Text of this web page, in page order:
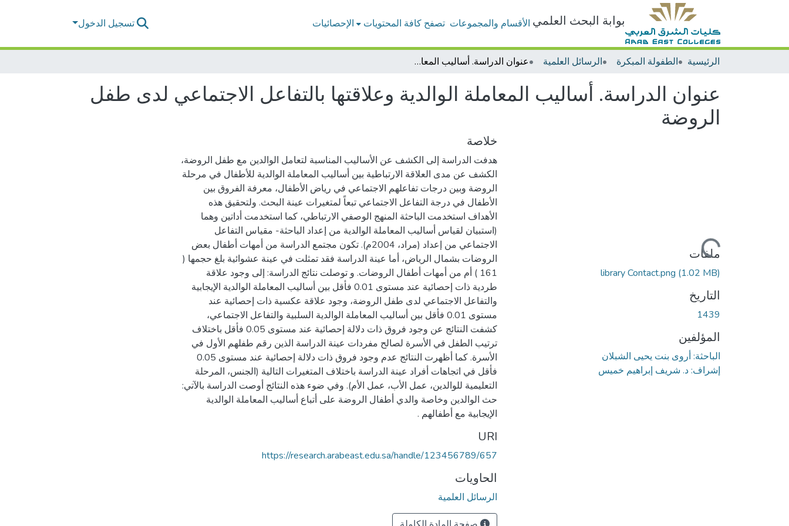
بوابة البحث العلمي الأقسام والمجموعات تصفح كافة المحتويات الإحصائيات تسجيل الدخول
الرئيسية الطفولة المبكرة الرسائل العلمية عنوان الدراسة. أساليب المعاملة الوالدية وعلاقتها بالتفاعل الاجتماعي لدى طفل الروضة
عنوان الدراسة. أساليب المعاملة الوالدية وعلاقتها بالتفاعل الاجتماعي لدى طفل
الروضة
جاري التحميل...
ملفات
library Contact.png (1.02 MB)
التاريخ
1439
المؤلفين
الباحثة: أروى بنت يحيى الشبلان
إشراف: د. شريف إبراهيم خميس
خلاصة
هدفت الدراسة إلى الكشف عن الأساليب المناسبة لتعامل الوالدين مع طفل الروضة،
الكشف عن مدى العلاقة الارتباطية بين أساليب المعاملة الوالدية للأطفال في مرحلة
الروضة وبين درجات تفاعلهم الاجتماعي في رياض الأطفال، معرفة الفروق بين
الأطفال في درجة التفاعل الاجتماعي تبعاً لمتغيرات عينة البحث. ولتحقيق هذه
الأهداف استخدمت الباحثة المنهج الوصفي الارتباطي، كما استخدمت أداتين وهما
(استبيان لقياس أساليب المعاملة الوالدية من إعداد الباحثة- مقياس التفاعل
الاجتماعي من إعداد (مراد، 2004م). تكون مجتمع الدراسة من أمهات أطفال بعض
الروضات بشمال الرياض، أما عينة الدراسة فقد تمثلت في عينة عشوائية بلغ حجمها (
161 ) أم من أمهات أطفال الروضات. و توصلت نتائج الدراسة: إلى وجود علاقة
طردية ذات إحصائية عند مستوى 0.01 فأقل بين أساليب المعاملة الوالدية الإيجابية
والتفاعل الاجتماعي لدى طفل الروضة، وجود علاقة عكسية ذات إحصائية عند
مستوى 0.01 فأقل بين أساليب المعاملة الوالدية السلبية والتفاعل الاجتماعي،
كشفت النتائج عن وجود فروق ذات دلالة إحصائية عند مستوى 0.05 فأقل باختلاف
ترتيب الطفل في الأسرة لصالح مفردات عينة الدراسة الذين رقم طفلهم الأول في
الأسرة. كما أظهرت النتائج عدم وجود فروق ذات دلالة إحصائية عند مستوى 0.05
فأقل في اتجاهات أفراد عينة الدراسة باختلاف المتغيرات التالية (الجنس، المرحلة
التعليمية للوالدين، عمل الأب، عمل الأم). وفي ضوء هذه النتائج أوصت الدراسة بالآتي:
حث الوالدين وخاصة والدي أطفال الروضة على أتباع أساليب المعاملة الوالدية
الإيجابية مع أطفالهم .
URI
https://research.arabeast.edu.sa/handle/123456789/657
الحاويات
الرسائل العلمية